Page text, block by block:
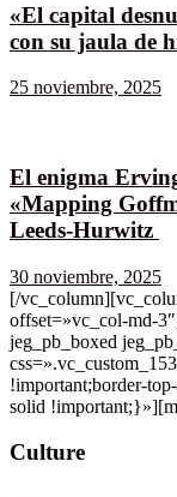
«El capital
con su jaula de
25 noviembre, 2025
El enigma
«Mapping
Leeds-Hurwitz
30 noviembre, 2025
[/
offset=»vc_col-md-
jeg_pb_boxed
!important;border-
solid
Culture